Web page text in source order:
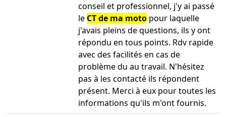
conseil et professionnel, j'y ai passé
le CT de ma moto pour laquelle
j'avais pleins de questions, ils y ont
répondu en tous points. Rdv rapide
avec des facilités en cas de
problème du au travail. N'hésitez
pas à les contacté ils répondent
présent. Merci à eux pour toutes les
informations qu'ils m'ont fournis.